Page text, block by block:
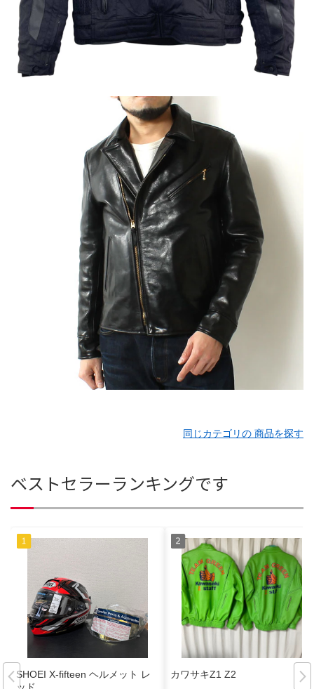
同じカテゴリの 商品を探す
ベストセラーランキングです
SHOEI X-fifteen ヘルメット レ
カワサキZ1 Z2